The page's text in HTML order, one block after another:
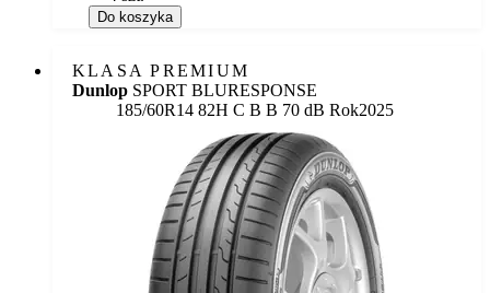
Do koszyka
KLASA PREMIUM
Dunlop SPORT BLURESPONSE
185/60R14 82H Etykieta:
C B B 70 dB Rok2025